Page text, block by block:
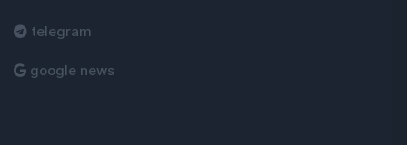
telegram
google news